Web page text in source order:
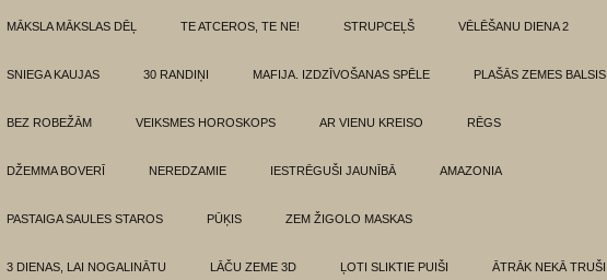
MĀKSLA MĀKSLAS DĒĻ TE ATCEROS, TE NE! STRUPCEĻŠ VĒLĒŠANU DIENA 2
SNIEGA KAUJAS 30 RANDIŅI MAFIJA. IZDZĪVOŠANAS SPĒLE PLAŠĀS ZEMES BALSIS
BEZ ROBEŽĀM VEIKSMES HOROSKOPS AR VIENU KREISO RĒGS
DŽEMMA BOVERĪ NEREDZAMIE IESTRĒGUŠI JAUNĪBĀ AMAZONIA
PASTAIGA SAULES STAROS PŪĶIS ZEM ŽIGOLO MASKAS
3 DIENAS, LAI NOGALINĀTU LĀČU ZEME 3D ĻOTI SLIKTIE PUIŠI ĀTRĀK NEKĀ TRUŠI